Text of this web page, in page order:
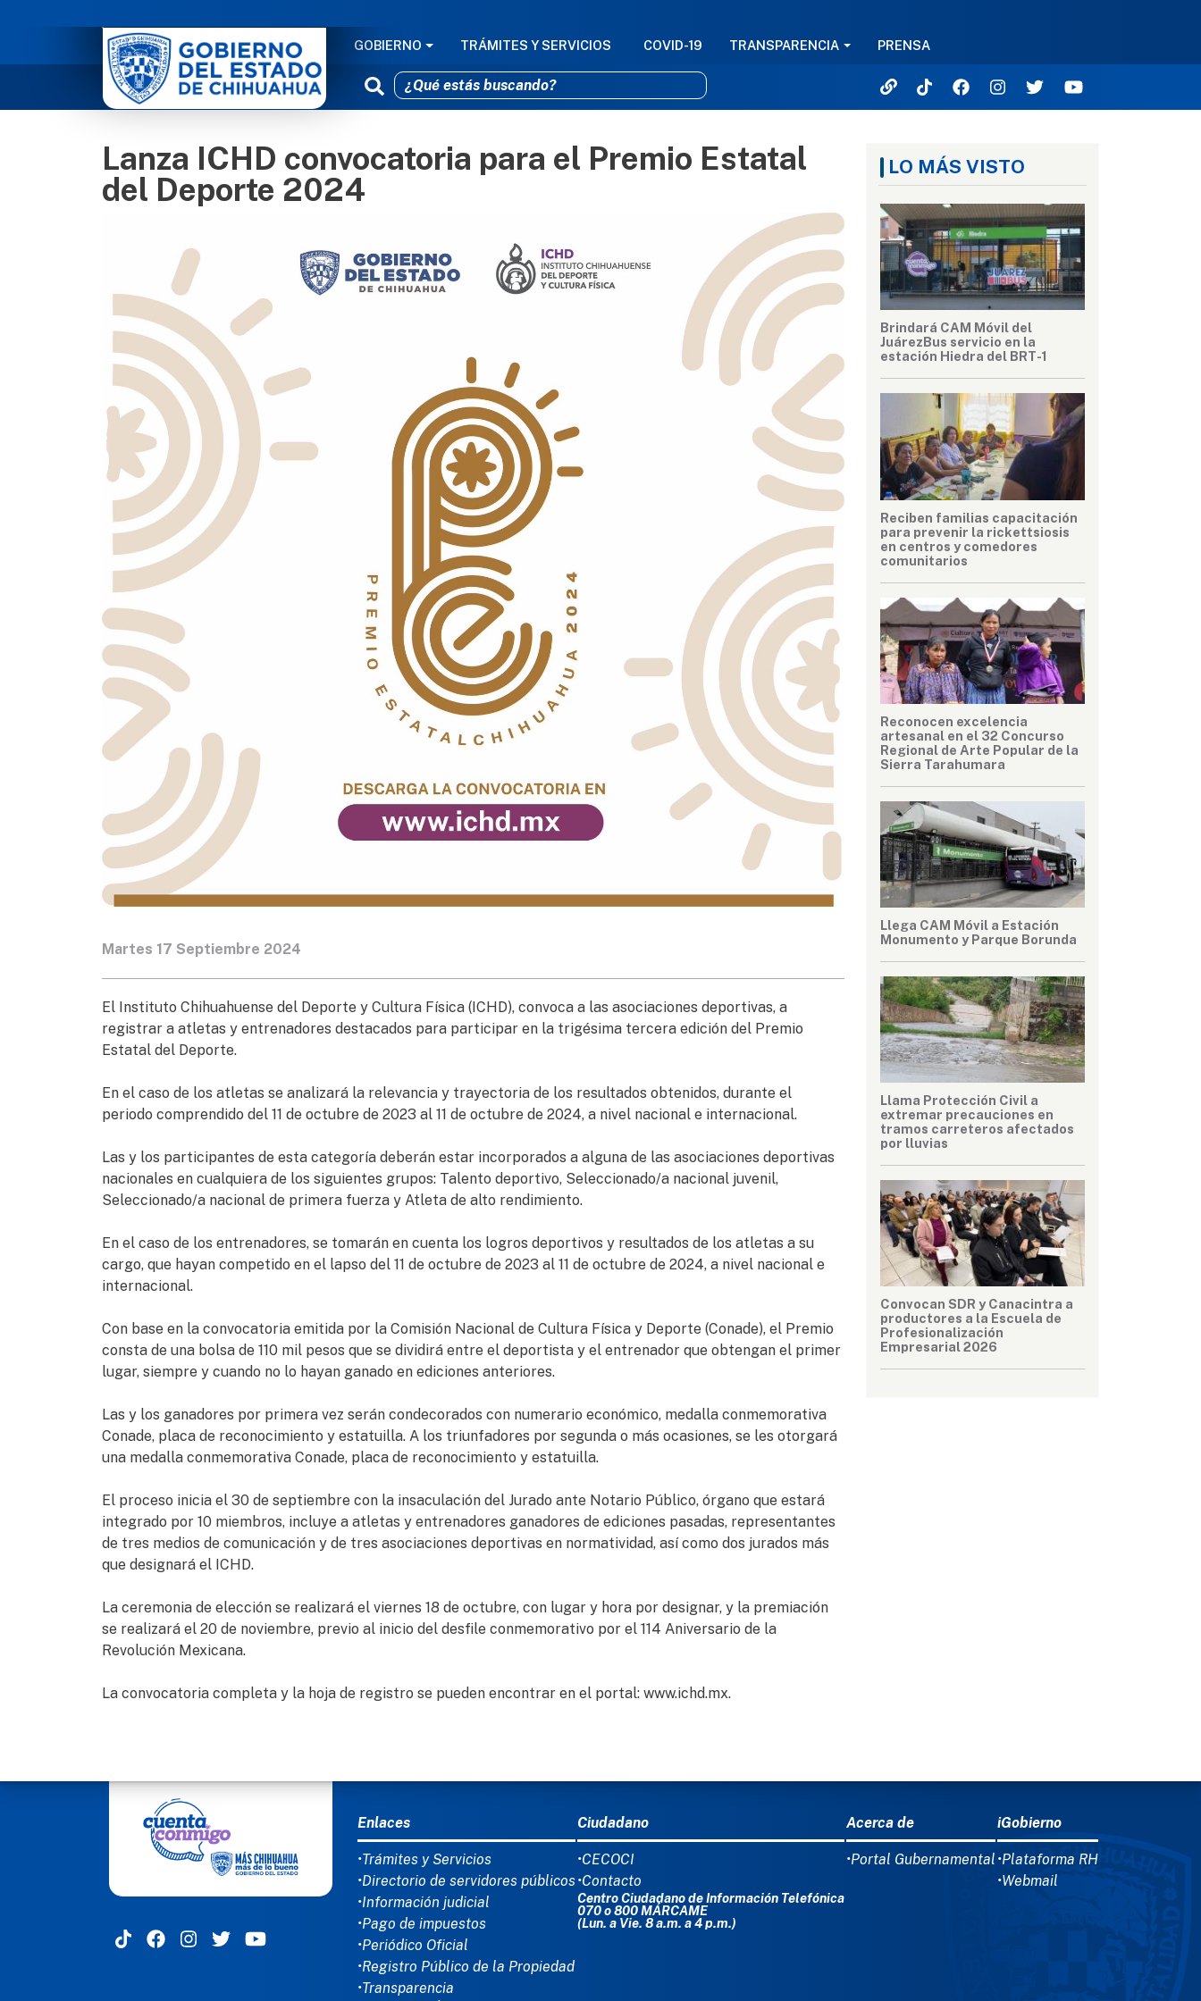
Pasar al contenido principal
NAVEGACIÓN PRINCIPAL
GOBIERNO TRÁMITES Y SERVICIOS COVID-19 TRANSPARENCIA PRENSA
Lanza ICHD convocatoria para el Premio Estatal
del Deporte 2024
Martes 17 Septiembre 2024
El Instituto Chihuahuense del Deporte y Cultura Física (ICHD), convoca a las asociaciones deportivas, a
registrar a atletas y entrenadores destacados para participar en la trigésima tercera edición del Premio
Estatal del Deporte.
En el caso de los atletas se analizará la relevancia y trayectoria de los resultados obtenidos, durante el
periodo comprendido del 11 de octubre de 2023 al 11 de octubre de 2024, a nivel nacional e internacional.
Las y los participantes de esta categoría deberán estar incorporados a alguna de las asociaciones deportivas
nacionales en cualquiera de los siguientes grupos: Talento deportivo, Seleccionado/a nacional juvenil,
Seleccionado/a nacional de primera fuerza y Atleta de alto rendimiento.
En el caso de los entrenadores, se tomarán en cuenta los logros deportivos y resultados de los atletas a su
cargo, que hayan competido en el lapso del 11 de octubre de 2023 al 11 de octubre de 2024, a nivel nacional e
internacional.
Con base en la convocatoria emitida por la Comisión Nacional de Cultura Física y Deporte (Conade), el Premio
consta de una bolsa de 110 mil pesos que se dividirá entre el deportista y el entrenador que obtengan el primer
lugar, siempre y cuando no lo hayan ganado en ediciones anteriores.
Las y los ganadores por primera vez serán condecorados con numerario económico, medalla conmemorativa
Conade, placa de reconocimiento y estatuilla. A los triunfadores por segunda o más ocasiones, se les otorgará
una medalla conmemorativa Conade, placa de reconocimiento y estatuilla.
El proceso inicia el 30 de septiembre con la insaculación del Jurado ante Notario Público, órgano que estará
integrado por 10 miembros, incluye a atletas y entrenadores ganadores de ediciones pasadas, representantes
de tres medios de comunicación y de tres asociaciones deportivas en normatividad, así como dos jurados más
que designará el ICHD.
La ceremonia de elección se realizará el viernes 18 de octubre, con lugar y hora por designar, y la premiación
se realizará el 20 de noviembre, previo al inicio del desfile conmemorativo por el 114 Aniversario de la
Revolución Mexicana.
La convocatoria completa y la hoja de registro se pueden encontrar en el portal: www.ichd.mx.
LO MÁS VISTO
Brindará CAM Móvil del
JuárezBus servicio en la
estación Hiedra del BRT-1
Reciben familias capacitación
para prevenir la rickettsiosis
en centros y comedores
comunitarios
Reconocen excelencia
artesanal en el 32 Concurso
Regional de Arte Popular de la
Sierra Tarahumara
Llega CAM Móvil a Estación
Monumento y Parque Borunda
Llama Protección Civil a
extremar precauciones en
tramos carreteros afectados
por lluvias
Convocan SDR y Canacintra a
productores a la Escuela de
Profesionalización
Empresarial 2026
MENÚ DEL PIE
Enlaces
•Trámites y Servicios
•Directorio de servidores públicos
•Información judicial
•Pago de impuestos
•Periódico Oficial
•Registro Público de la Propiedad
•Transparencia
Ciudadano
•CECOCI
•Contacto
Centro Ciudadano de Información Telefónica
070 o 800 MÁRCAME
(Lun. a Vie. 8 a.m. a 4 p.m.)
Acerca de
•Portal Gubernamental
iGobierno
•Plataforma RH
•Webmail